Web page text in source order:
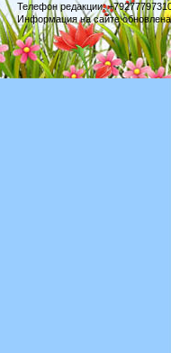
Телефон редакции:
Информация на сайте